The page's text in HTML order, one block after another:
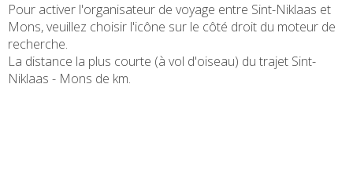
Pour activer l'organisateur de voyage entre Sint-Niklaas et
Mons, veuillez choisir l'icône sur le côté droit du moteur de
recherche.
La distance la plus courte (à vol d'oiseau) du trajet Sint-
Niklaas - Mons de km.